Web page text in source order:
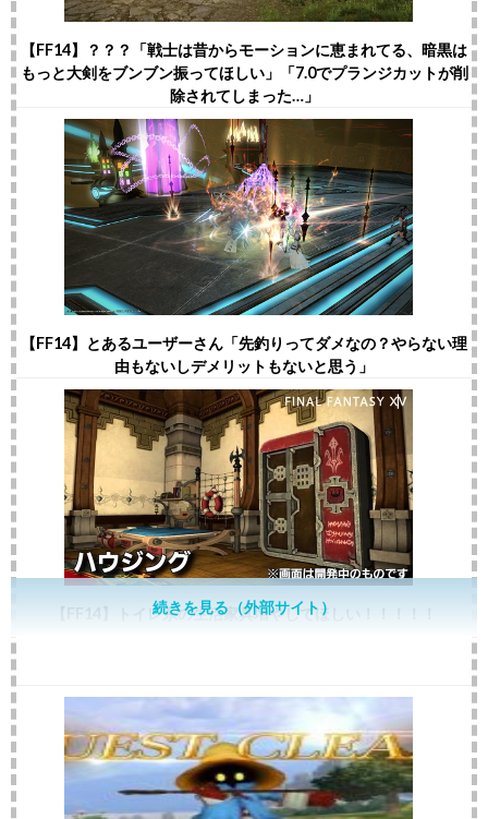
【FF14】？？？「戦士は昔からモーションに恵まれてる、暗黒は
もっと大剣をブンブン振ってほしい」「7.0でプランジカットが削
除されてしまった…」
【FF14】とあるユーザーさん「先釣りってダメなの？やらない理
由もないしデメリットもないと思う」
【FF14】トイレ系の生活家具増やしてほしい！！！！！
続きを見る（外部サイト）